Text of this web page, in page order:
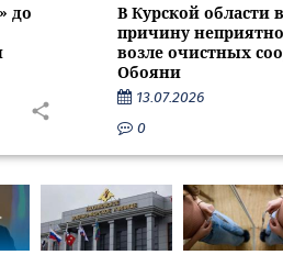
до
В Курской области
причину
возле очистных
Обояни
13.07.2026
0